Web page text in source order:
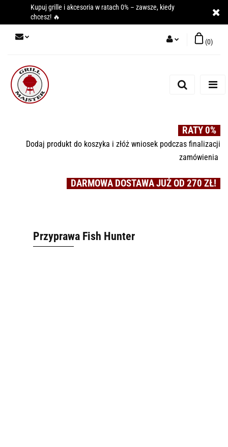
Kupuj grille i akcesoria w ratach 0% – zawsze, kiedy
chcesz! 🔥
Zarejestruj się
(0)
RATY 0%
Dodaj produkt do koszyka i złóż wniosek podczas finalizacji
zamówienia
DARMOWA DOSTAWA JUŻ OD 270 ZŁ!
Przyprawa Fish Hunter